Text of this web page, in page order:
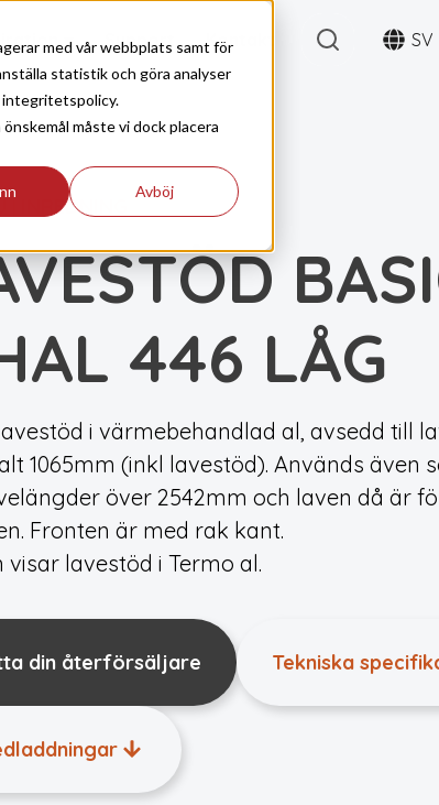
med vår webbplats samt för
statistik och göra analyser
integritetspolicy.
måste vi dock placera
Avböj
Support Kontakt SearchSV
INREDNING
446 LÅG
i värmebehandlad al, avsedd till
1065mm (inkl lavestöd). Används även
över 2542mm och laven då är
Fronten är med rak kant.
visar lavestöd i Termo al.
din återförsäljare Tekniska